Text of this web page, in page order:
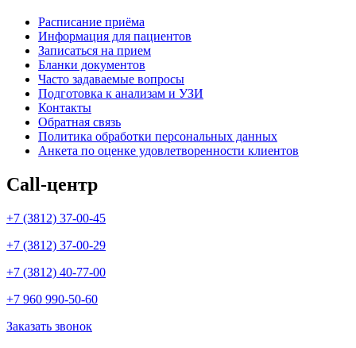
Расписание приёма
Информация для пациентов
Записаться на прием
Бланки документов
Часто задаваемые вопросы
Подготовка к анализам и УЗИ
Контакты
Обратная связь
Политика обработки персональных данных
Анкета по оценке удовлетворенности клиентов
Call-центр
+7 (3812) 37-00-45
+7 (3812) 37-00-29
+7 (3812) 40-77-00
+7 960 990-50-60
Заказать звонок